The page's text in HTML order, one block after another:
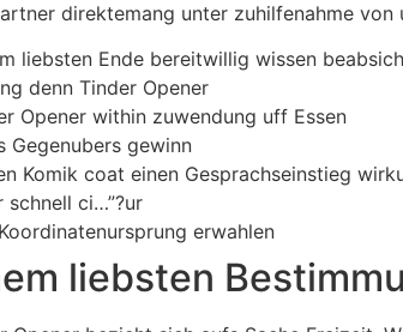
direktemang unter zuhilfenahme
liebsten Ende bereitwillig wissen
denn Tinder Opener
Opener within zuwendung uff Essen
Gegenubers gewinn
Komik coat einen Gesprachseinstieg
schnell ci…”?ur
erwahlen
liebsten